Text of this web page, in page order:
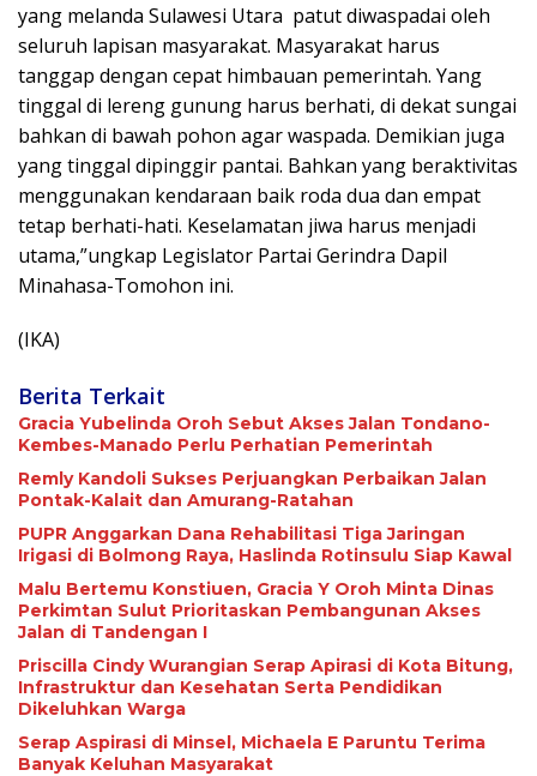
yang melanda Sulawesi Utara patut diwaspadai oleh
seluruh lapisan masyarakat. Masyarakat harus
tanggap dengan cepat himbauan pemerintah. Yang
tinggal di lereng gunung harus berhati, di dekat sungai
bahkan di bawah pohon agar waspada. Demikian juga
yang tinggal dipinggir pantai. Bahkan yang beraktivitas
menggunakan kendaraan baik roda dua dan empat
tetap berhati-hati. Keselamatan jiwa harus menjadi
utama,”ungkap Legislator Partai Gerindra Dapil
Minahasa-Tomohon ini.
(IKA)
Berita Terkait
Gracia Yubelinda Oroh Sebut Akses Jalan Tondano-
Kembes-Manado Perlu Perhatian Pemerintah
Remly Kandoli Sukses Perjuangkan Perbaikan Jalan
Pontak-Kalait dan Amurang-Ratahan
PUPR Anggarkan Dana Rehabilitasi Tiga Jaringan
Irigasi di Bolmong Raya, Haslinda Rotinsulu Siap Kawal
Malu Bertemu Konstiuen, Gracia Y Oroh Minta Dinas
Perkimtan Sulut Prioritaskan Pembangunan Akses
Jalan di Tandengan I
Priscilla Cindy Wurangian Serap Apirasi di Kota Bitung,
Infrastruktur dan Kesehatan Serta Pendidikan
Dikeluhkan Warga
Serap Aspirasi di Minsel, Michaela E Paruntu Terima
Banyak Keluhan Masyarakat